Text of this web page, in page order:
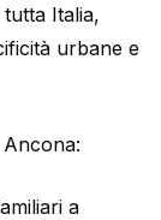
Italia,
urbane e
a